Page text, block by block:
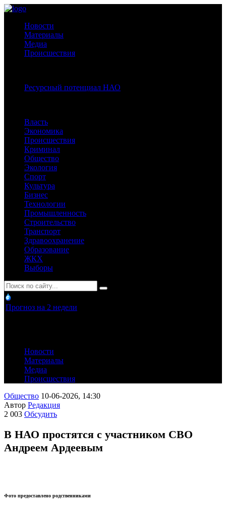
Новости
Материалы
Медиа
Происшествия
Ресурсный потенциал НАО
Власть
Экономика
Происшествия
Криминал
Общество
Экология
Спорт
Культура
Бизнес
Технологии
Промышленность
Строительство
Транспорт
Здравоохранение
Образование
ЖКХ
Выборы
Прогноз на 2 недели
Новости
Материалы
Медиа
Происшествия
Общество 10-06-2026, 14:30
Автор Редакция
2 003 Обсудить
В НАО простятся с участником СВО
Андреем Ардеевым
Фото предоставлено родственниками